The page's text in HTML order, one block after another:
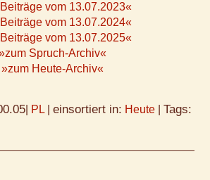
vom 13.07.2023«
vom 13.07.2024«
vom 13.07.2025«
Spruch-Archiv«
»zum Heute-Archiv«
PL einsortiert in: Heute Tags: